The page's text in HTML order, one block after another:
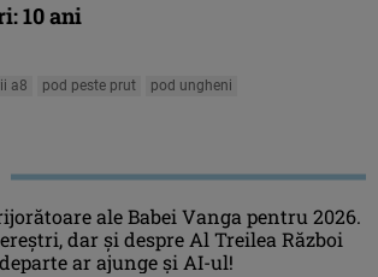
10 ani
a8 pod peste prut pod ungheni
ale Babei Vanga pentru 2026.
dar și despre Al Treilea Război
ar ajunge și AI-ul!